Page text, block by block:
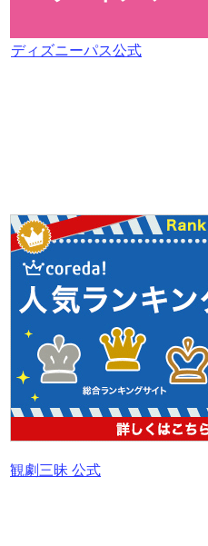
ディズニーパス公式
観劇三昧 公式